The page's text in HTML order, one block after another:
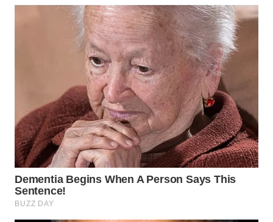
SUBANG
PURWAKARTA
WN
PRIANGAN
TIMUR
WN
SEMARANG